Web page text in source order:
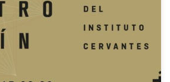
de literatura española en el Instituto